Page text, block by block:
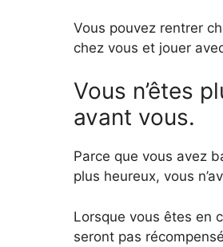
Vous pouvez rentrer
chez vous et jouer
Vous n’êtes
avant vous.
Parce que vous avez
plus heureux, vous
Lorsque vous êtes en
seront pas